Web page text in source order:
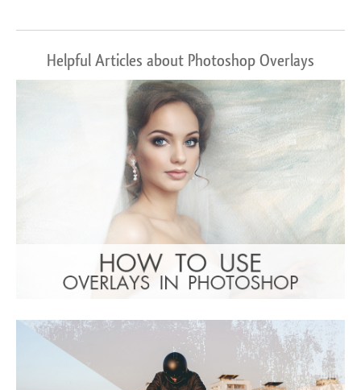
Helpful Articles about Photoshop Overlays